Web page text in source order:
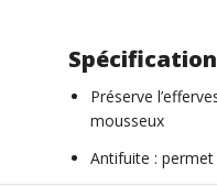
Préserve
mousseux
Antifuite : permet